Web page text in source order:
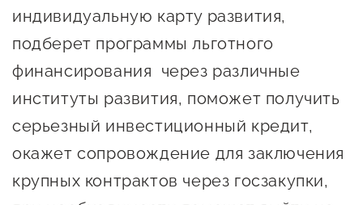
Инвестору
Самозанятому
Каталог грантов
Конкурсы для
предпринимателей
индивидуальную карту развития,
подберет программы льготного
финансирования через различные
институты развития, поможет получить
серьезный инвестиционный кредит,
окажет сопровождение для заключения
крупных контрактов через госзакупки,